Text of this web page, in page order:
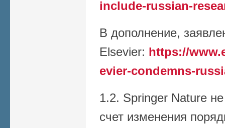
include-russian-
В дополнение,
Elsevier: https://
evier-condemns-
1.2. Springer Nature
счет изменения